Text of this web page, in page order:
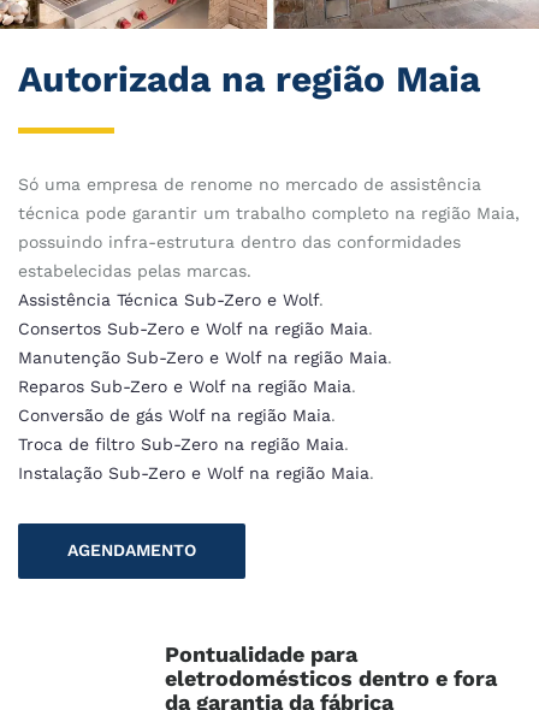
Autorizada na região Maia
Só uma empresa de renome no mercado de assistência
técnica pode garantir um trabalho completo na região Maia,
possuindo infra-estrutura dentro das conformidades
estabelecidas pelas marcas.
Assistência Técnica Sub-Zero e Wolf.
Consertos Sub-Zero e Wolf na região Maia.
Manutenção Sub-Zero e Wolf na região Maia.
Reparos Sub-Zero e Wolf na região Maia.
Conversão de gás Wolf na região Maia.
Troca de filtro Sub-Zero na região Maia.
Instalação Sub-Zero e Wolf na região Maia.
AGENDAMENTO
Pontualidade para
eletrodomésticos dentro e fora
da garantia da fábrica